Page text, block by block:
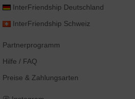
InterFriendship Deutschland
InterFriendship Schweiz
Partnerprogramm
Hilfe / FAQ
Preise & Zahlungsarten